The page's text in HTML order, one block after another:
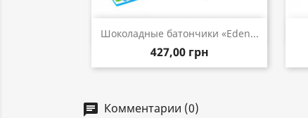
Шоколадные батончики «Eden...
427,00 грн
Быстрый просмотр
chat Комментарии (0)